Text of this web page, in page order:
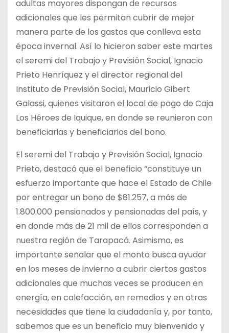
adultas mayores dispongan de recursos
adicionales que les permitan cubrir de mejor
manera parte de los gastos que conlleva esta
época invernal. Así lo hicieron saber este martes
el seremi del Trabajo y Previsión Social, Ignacio
Prieto Henríquez y el director regional del
Instituto de Previsión Social, Mauricio Gibert
Galassi, quienes visitaron el local de pago de Caja
Los Héroes de Iquique, en donde se reunieron con
beneficiarias y beneficiarios del bono.
El seremi del Trabajo y Previsión Social, Ignacio
Prieto, destacó que el beneficio “constituye un
esfuerzo importante que hace el Estado de Chile
por entregar un bono de $81.257, a más de
1.800.000 pensionados y pensionadas del país, y
en donde más de 21 mil de ellos corresponden a
nuestra región de Tarapacá. Asimismo, es
importante señalar que el monto busca ayudar
en los meses de invierno a cubrir ciertos gastos
adicionales que muchas veces se producen en
energía, en calefacción, en remedios y en otras
necesidades que tiene la ciudadanía y, por tanto,
sabemos que es un beneficio muy bienvenido y